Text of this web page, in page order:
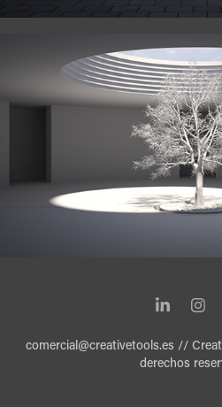
comercial@creativetools.es //
derechos